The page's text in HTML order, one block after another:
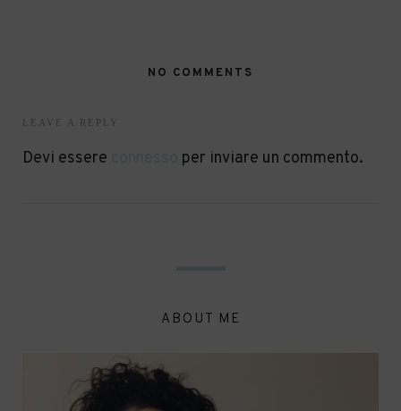
NO COMMENTS
LEAVE A REPLY
Devi essere per inviare un commento.
ABOUT ME